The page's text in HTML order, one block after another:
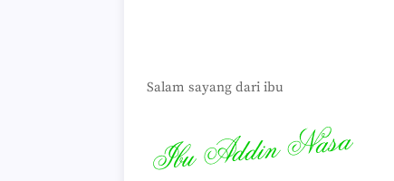
Salam sayang dari ibu